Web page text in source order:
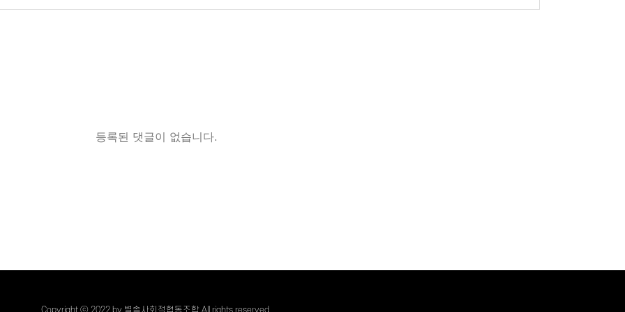
등록된 댓글이 없습니다.
Copyright ⓒ 2022 by 별솔사회적협동조합 All rights reserved.